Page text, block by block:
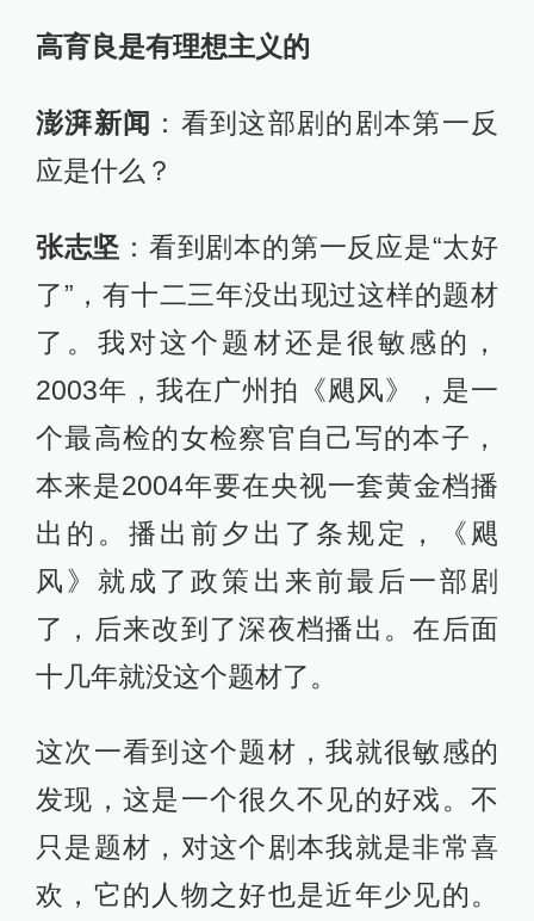
高育良是有理想主义的
澎湃新闻 ：看到这部剧的剧本第一反
应是什么？
张志坚 ：看到剧本的第一反应是“太好
了”，有十二三年没出现过这样的题材
了。我对这个题材还是很敏感的，
2003年，我在广州拍《飓风》，是一
个最高检的女检察官自己写的本子，
本来是2004年要在央视一套黄金档播
出的。播出前夕出了条规定，《飓
风》就成了政策出来前最后一部剧
了，后来改到了深夜档播出。在后面
十几年就没这个题材了。
这次一看到这个题材，我就很敏感的
发现，这是一个很久不见的好戏。不
只是题材，对这个剧本我就是非常喜
欢，它的人物之好也是近年少见的。